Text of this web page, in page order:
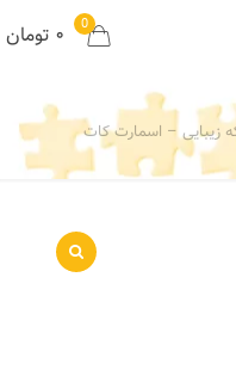
0 ۰ تومان